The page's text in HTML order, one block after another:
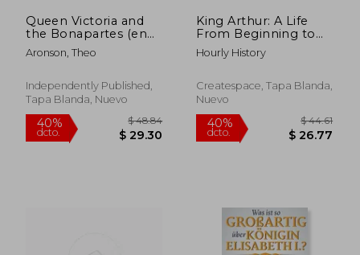
Queen Victoria and
the Bonapartes (en
Inglés)
Aronson, Theo
Independently Published,
Tapa Blanda, Nuevo
King Arthur: A Life
From Beginning to
End
Hourly History
Createspace, Tapa Blanda,
Nuevo